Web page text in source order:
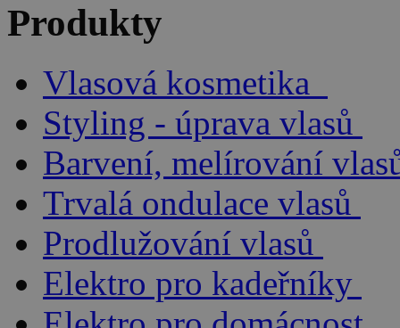
Produkty
Vlasová kosmetika
Styling - úprava vlasů
Barvení, melírování
Trvalá ondulace vlasů
Prodlužování vlasů
Elektro pro kadeřníky